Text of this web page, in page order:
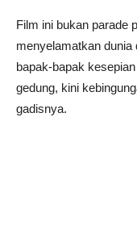
Film ini bukan parade
menyelamatkan dunia
bapak-bapak
gedung, kini
gadisnya.